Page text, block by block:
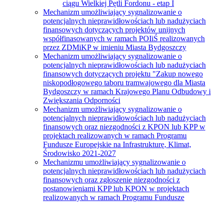
ciągu Wielkiej Pętli Fordonu - etap I
Mechanizm umożliwiający sygnalizowanie o
potencjalnych nieprawidłowościach lub nadużyciach
finansowych dotyczących projektów unijnych
współfinasowanych w ramach POIiŚ realizowanych
przez ZDMiKP w imieniu Miasta Bydgoszczy
Mechanizm umożliwiający sygnalizowanie o
potencjalnych nieprawidłowościach lub nadużyciach
finansowych dotyczących projektu "Zakup nowego
niskopodłogowego taboru tramwajowego dla Miasta
Bydgoszczy w ramach Krajowego Planu Odbudowy i
Zwiększania Odporności
Mechanizm umożliwiający sygnalizowanie o
potencjalnych nieprawidłowościach lub nadużyciach
finansowych oraz niezgodności z KPON lub KPP w
projektach realizowanych w ramach Programu
Fundusze Europejskie na Infrastrukturę, Klimat,
Środowisko 2021-2027
Mechanizmu umożliwiający sygnalizowanie o
potencjalnych nieprawidłowościach lub nadużyciach
finansowych oraz zgłoszenie niezgodności z
postanowieniami KPP lub KPON w projektach
realizowanych w ramach Programu Fundusze